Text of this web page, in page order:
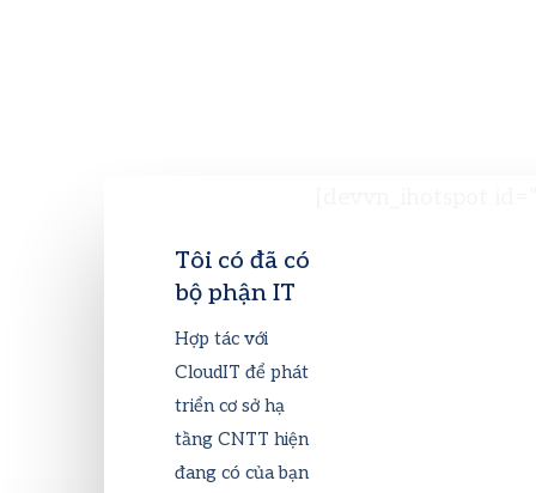
Tôi có đã có
bộ phận IT
Hợp tác với
CloudIT để phát
triển cơ sở hạ
tầng CNTT hiện
đang có của bạn